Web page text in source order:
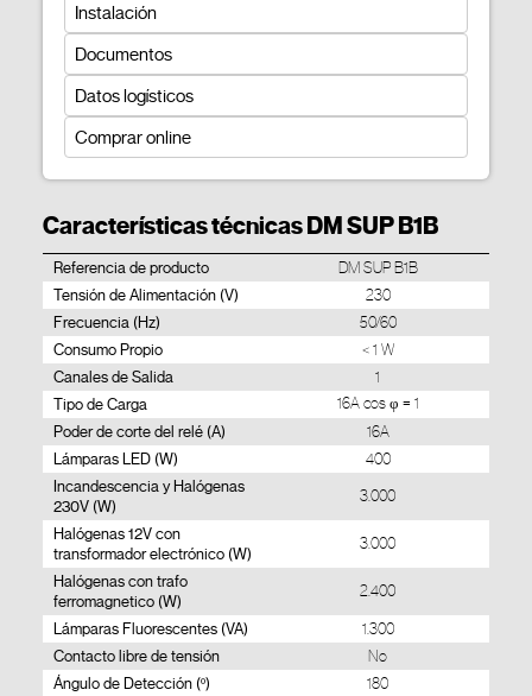
Instalación
Documentos
Datos logísticos
Comprar online
Características técnicas DM SUP B1B
Referencia de producto DM SUP B1B
Tensión de Alimentación (V) 230
Frecuencia (Hz) 50/60
Consumo Propio < 1 W
Canales de Salida 1
Tipo de Carga 16A cos φ = 1
Poder de corte del relé (A) 16A
Lámparas LED (W) 400
Incandescencia y Halógenas
230V (W)
3.000
Halógenas 12V con
transformador electrónico (W)
3.000
Halógenas con trafo
ferromagnetico (W)
2.400
Lámparas Fluorescentes (VA) 1.300
Contacto libre de tensión No
Ángulo de Detección (º) 180